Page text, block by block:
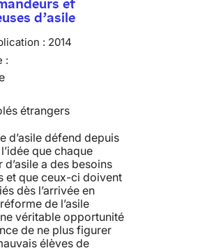
d’asile
: 2014
:
étrangers
d’asile défend depuis
que chaque
d’asile a des besoins
et que ceux-ci doivent
dès l’arrivée en
de l’asile
véritable opportunité
de ne plus figurer
élèves de